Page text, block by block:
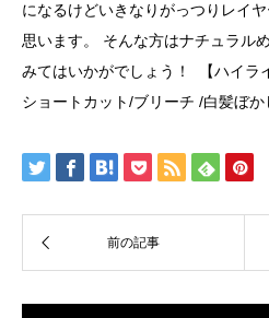
になるけどいきなりがっつりレイ
思います。 そんな方はナチュラル
みてはいかがでしょう！ 【ハイラ
ショートカット/ブリーチ /白髪ぼか